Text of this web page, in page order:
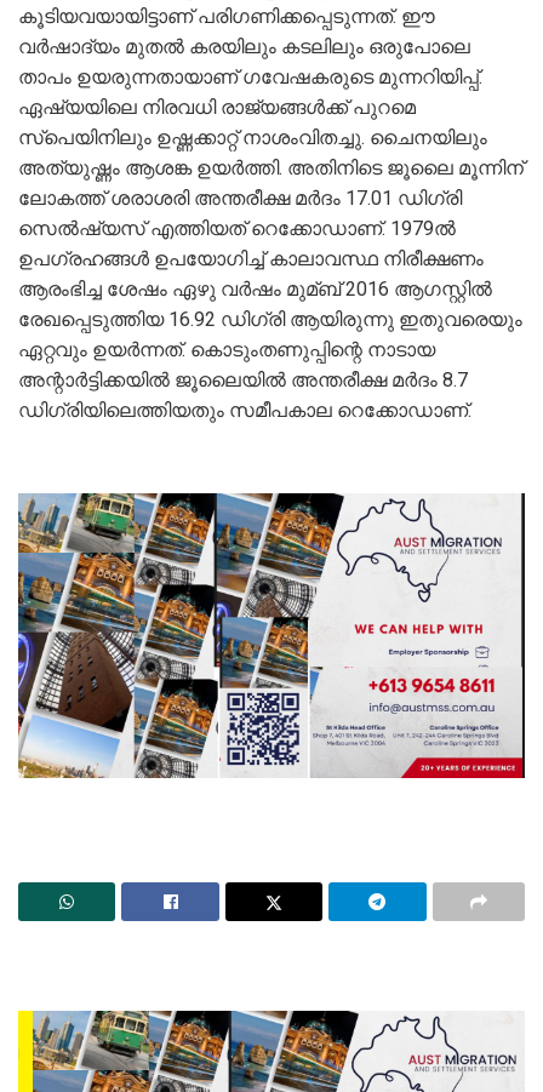
കൂടിയവയായിട്ടാണ് പരിഗണിക്കപ്പെടുന്നത്. ഈ
വര്‍ഷാദ്യം മുതല്‍ കരയിലും കടലിലും ഒരുപോലെ
താപം ഉയരുന്നതായാണ് ഗവേഷകരുടെ മുന്നറിയിപ്പ്.
ഏഷ്യയിലെ നിരവധി രാജ്യങ്ങള്‍ക്ക് പുറമെ
സ്‌പെയിനിലും ഉഷ്ണക്കാറ്റ് നാശംവിതച്ചു. ചൈനയിലും
അത്യുഷ്ണം ആശങ്ക ഉയര്‍ത്തി. അതിനിടെ ജൂലൈ മൂന്നിന്
ലോകത്ത് ശരാശരി അന്തരീക്ഷ മര്‍ദം 17.01 ഡിഗ്രി
സെല്‍ഷ്യസ് എത്തിയത് റെക്കോഡാണ്. 1979ല്‍
ഉപഗ്രഹങ്ങള്‍ ഉപയോഗിച്ച്‌ കാലാവസ്ഥ നിരീക്ഷണം
ആരംഭിച്ച ശേഷം ഏഴു വര്‍ഷം മുമ്ബ് 2016 ആഗസ്റ്റില്‍
രേഖപ്പെടുത്തിയ 16.92 ഡിഗ്രി ആയിരുന്നു ഇതുവരെയും
ഏറ്റവും ഉയര്‍ന്നത്. കൊടുംതണുപ്പിന്റെ നാടായ
അന്റാര്‍ട്ടിക്കയില്‍ ജൂലൈയില്‍ അന്തരീക്ഷ മര്‍ദം 8.7
ഡിഗ്രിയിലെത്തിയതും സമീപകാല റെക്കോഡാണ്.